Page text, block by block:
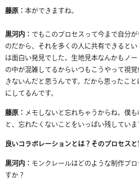
藤原：本ができますね。
黒河内： でもこのプロセスって今まで自分
のだから、それを多くの人に共有できると
は面白い発見でした。生地見本なんかもノ
の中が混雑してるからいつもこうやって視
きないんだと思うんです。だから思ったこ
にしてるんです。
藤原： メモしないと忘れちゃうからね。僕も
と、忘れたくないことをいっぱい残していま
良いコラボレーションとは？そのプロセス
黒河内： モンクレールはどのような制作プ
すか？